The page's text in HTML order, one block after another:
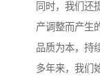
同时，我们还
产调整而产生
品质为本，持
多年来，我们